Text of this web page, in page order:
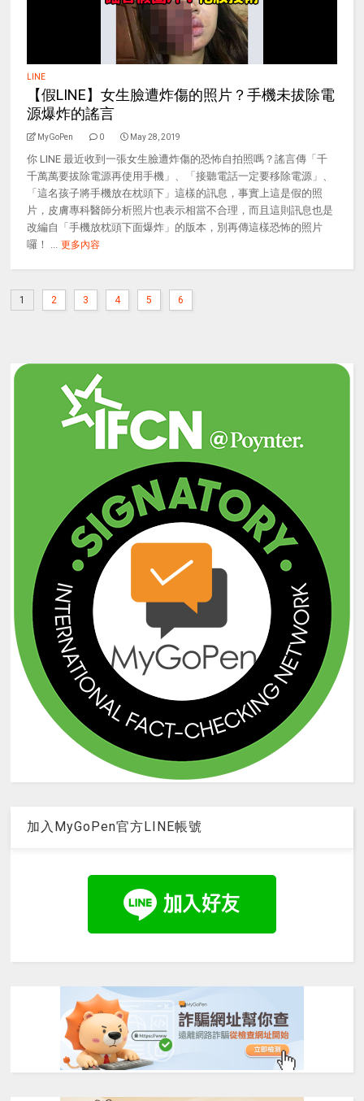
LINE
【假LINE】女生臉遭炸傷的照片？手機未拔除電
源爆炸的謠言
MyGoPen 0 May 28, 2019
你 LINE 最近收到一張女生臉遭炸傷的恐怖自拍照嗎？謠言傳「千
千萬萬要拔除電源再使用手機」、「接聽電話一定要移除電源」、
「這名孩子將手機放在枕頭下」這樣的訊息，事實上這是假的照
片，皮膚專科醫師分析照片也表示相當不合理，而且這則訊息也是
改編自「手機放枕頭下面爆炸」的版本，別再傳這樣恐怖的照片
囉！ ... 更多內容
1 2 3 4 5 6
加入MyGoPen官方LINE帳號